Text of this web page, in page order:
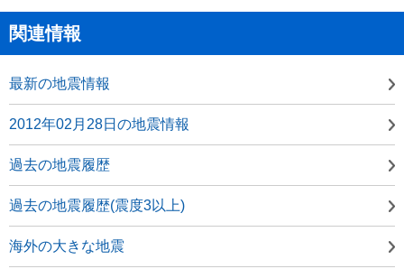
関連情報
最新の地震情報
2012年02月28日の地震情報
過去の地震履歴
過去の地震履歴(震度3以上)
海外の大きな地震